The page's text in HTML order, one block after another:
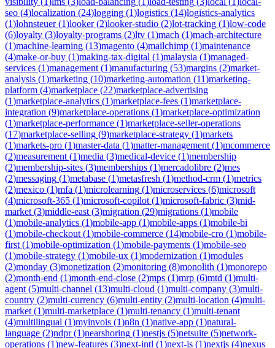
seo (4)localization (24)logging (1)logistics (14)logistics-analytics
(1)lohnsteuer(1)looker(2)looker-studio (2)lot-tracking (1)low-code
(6)loyalty (3)loyalty-programs (2)ltv (1)mach (1)mach-architecture
(1)machine-learning (13)magento (4)mailchimp (1)maintenance
(4)make-or-buy (1)making-tax-digital (1)malaysia (1)managed-
services (1)management (1)manufacturing (53)margins (2)market-
analysis (1)marketing (10)marketing-automation (11)marketing-
platform (4)marketplace (22)marketplace-advertising
(1)marketplace-analytics (1)marketplace-fees (1)marketplace-
integration (9)marketplace-operations (1)marketplace-optimization
(1)marketplace-performance (1)marketplace-seller-operations
(17)marketplace-selling (9)marketplace-strategy (1)markets
(1)markets-pro (1)master-data (1)matter-management (1)mcommerce
(2)measurement (1)media (3)medical-device (1)membership
(2)membership-sites (3)memberships (1)mercadolibre (2)mes
(2)messaging (1)metabase (1)metasfresh (1)method-crm (1)metrics
(2)mexico (1)mfa (1)microlearning (1)microservices (6)microsoft
(4)microsoft-365 (1)microsoft-copilot (1)microsoft-fabric (3)mid-
market (3)middle-east (3)migration (29)migrations (1)mobile
(1)mobile-analytics (1)mobile-app (1)mobile-apps (1)mobile-bi
(1)mobile-checkout (1)mobile-commerce (14)mobile-cro (1)mobile-
first (1)mobile-optimization (1)mobile-payments (1)mobile-seo
(1)mobile-strategy (1)mobile-ux (1)modernization (1)modules
(2)monday (3)monetization (2)monitoring (8)monolith (1)monorepo
(2)month-end (1)month-end-close (2)mps (1)mrp (6)mtd (1)multi-
agent (5)multi-channel (13)multi-cloud (1)multi-company (3)multi-
country (2)multi-currency (6)multi-entity (2)multi-location (4)multi-
market (1)multi-marketplace (1)multi-tenancy (1)multi-tenant
(4)multilingual (1)myinvois (1)n8n (1)native-app (1)natural-
language (2)ndpr(1)nearshoring (1)nestjs (5)netsuite (5)network-
operations (1)new-features (3)next-intl (1)next-js (1)nextjs (4)nexus